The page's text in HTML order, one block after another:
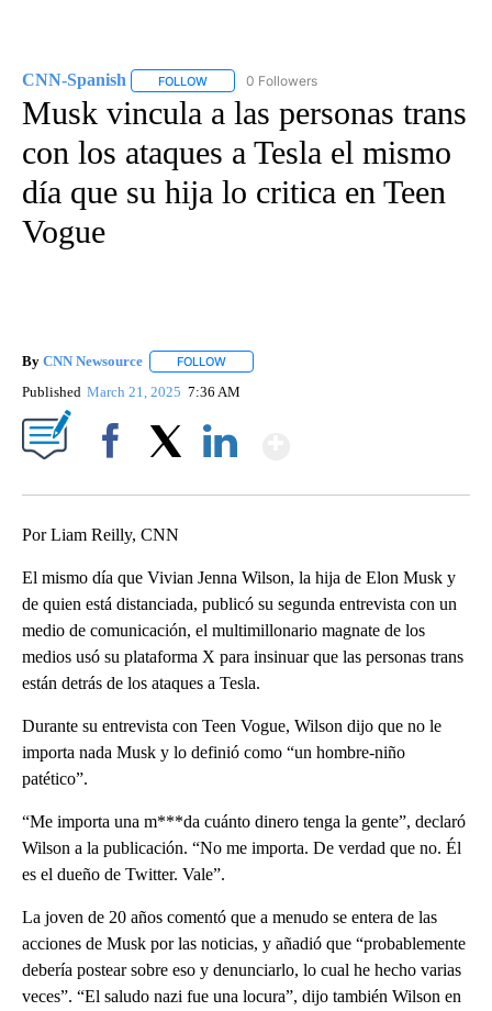
CNN-Spanish FOLLOW FOLLOW "CNN-SPANISH" TO RECEIVE
0 Followers
Musk vincula a las personas trans
con los ataques a Tesla el mismo
día que su hija lo critica en Teen
Vogue
By CNN Newsource FOLLOW
Published March 21, 2025 7:36 AM
Por Liam Reilly, CNN
El mismo día que Vivian Jenna Wilson, la hija de Elon Musk y
de quien está distanciada, publicó su segunda entrevista con un
medio de comunicación, el multimillonario magnate de los
medios usó su plataforma X para insinuar que las personas trans
están detrás de los ataques a Tesla.
Durante su entrevista con Teen Vogue, Wilson dijo que no le
importa nada Musk y lo definió como “un hombre-niño
patético”.
“Me importa una m***da cuánto dinero tenga la gente”, declaró
Wilson a la publicación. “No me importa. De verdad que no. Él
es el dueño de Twitter. Vale”.
La joven de 20 años comentó que a menudo se entera de las
acciones de Musk por las noticias, y añadió que “probablemente
debería postear sobre eso y denunciarlo, lo cual he hecho varias
veces”. “El saludo nazi fue una locura”, dijo también Wilson en